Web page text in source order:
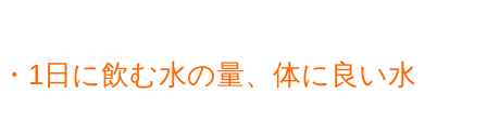
・1日に飲む水の量、体に良い水